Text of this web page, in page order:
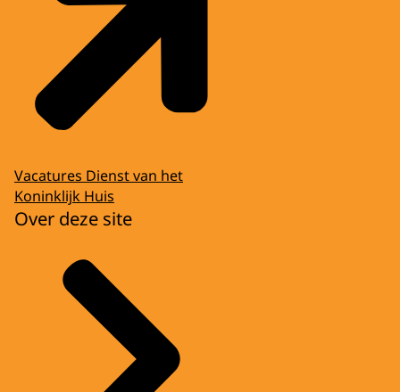
Vacatures Dienst van het
Koninklijk Huis
Over deze site